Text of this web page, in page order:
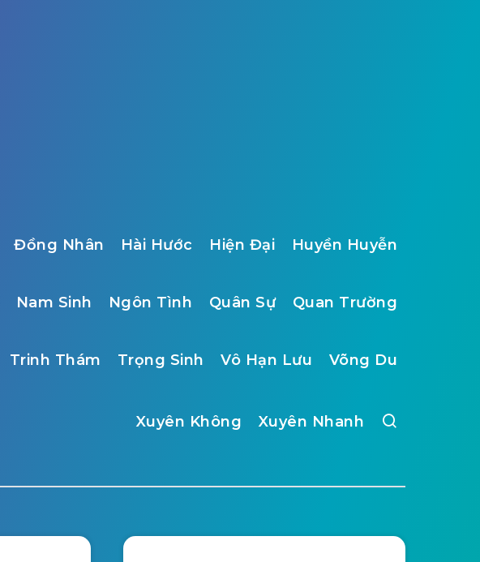
Đồng Nhân Hài Hước Hiện Đại Huyền Huyễn
Nam Sinh Ngôn Tình Quân Sự Quan Trường
Trinh Thám Trọng Sinh Vô Hạn Lưu Võng Du
Xuyên Không Xuyên Nhanh